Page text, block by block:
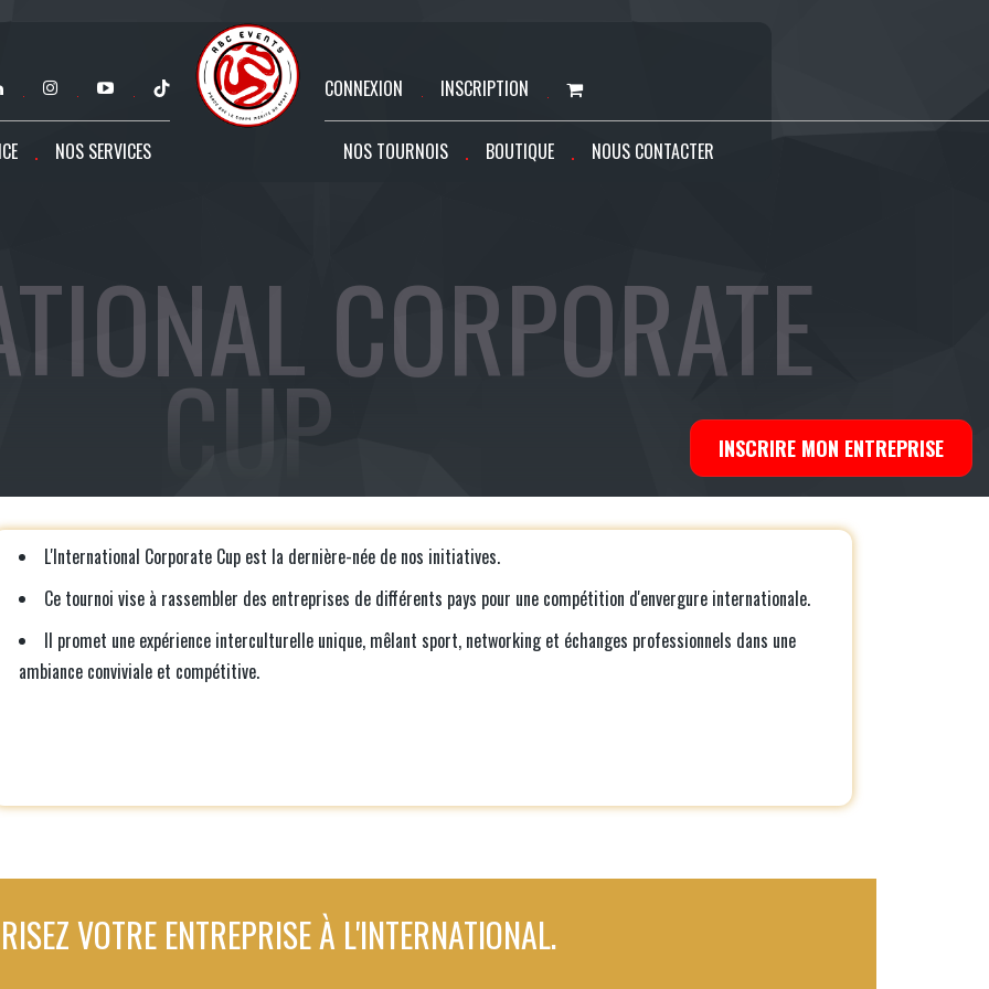
CONNEXION INSCRIPTION
NOS SERVICES NOS TOURNOIS BOUTIQUE NOUS CONTACTER
CORPORATE
CUP INSCRIRE MON ENTREPRISE
L'International Corporate Cup est la dernière-née de nos initiatives.
Ce tournoi vise à rassembler des entreprises de différents pays pour une compétition d'envergure internationale.
Il promet une expérience interculturelle unique, mêlant sport, networking et échanges professionnels dans une
ambiance conviviale et compétitive.
VOTRE ENTREPRISE À L'INTERNATIONAL.